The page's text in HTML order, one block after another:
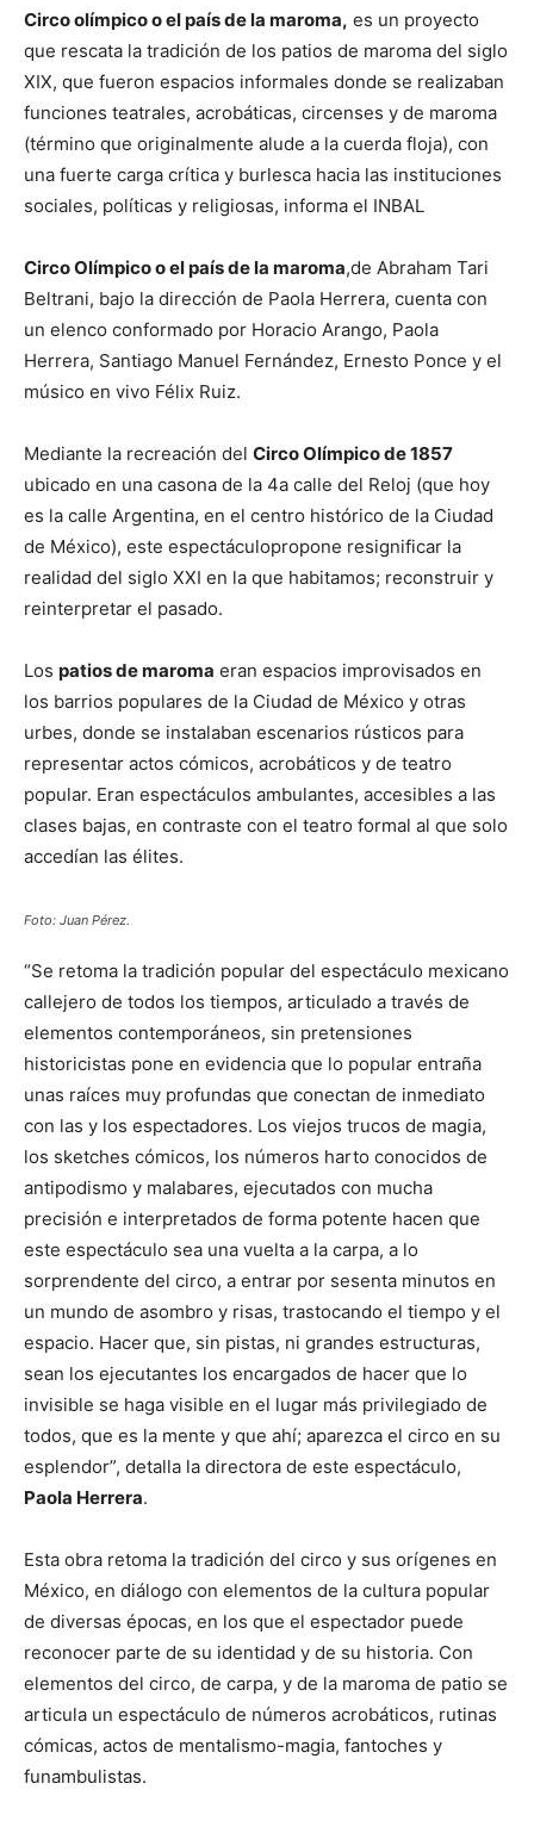
Circo olímpico o el país de la maroma, es un proyecto
que rescata la tradición de los patios de maroma del siglo
XIX, que fueron espacios informales donde se realizaban
funciones teatrales, acrobáticas, circenses y de maroma
(término que originalmente alude a la cuerda floja), con
una fuerte carga crítica y burlesca hacia las instituciones
sociales, políticas y religiosas, informa el INBAL
Circo Olímpico o el país de la maroma,de Abraham Tari
Beltrani, bajo la dirección de Paola Herrera, cuenta con
un elenco conformado por Horacio Arango, Paola
Herrera, Santiago Manuel Fernández, Ernesto Ponce y el
músico en vivo Félix Ruiz.
Mediante la recreación del Circo Olímpico de 1857
ubicado en una casona de la 4a calle del Reloj (que hoy
es la calle Argentina, en el centro histórico de la Ciudad
de México), este espectáculopropone resignificar la
realidad del siglo XXI en la que habitamos; reconstruir y
reinterpretar el pasado.
Los patios de maroma eran espacios improvisados en
los barrios populares de la Ciudad de México y otras
urbes, donde se instalaban escenarios rústicos para
representar actos cómicos, acrobáticos y de teatro
popular. Eran espectáculos ambulantes, accesibles a las
clases bajas, en contraste con el teatro formal al que solo
accedían las élites.
Foto: Juan Pérez.
“Se retoma la tradición popular del espectáculo mexicano
callejero de todos los tiempos, articulado a través de
elementos contemporáneos, sin pretensiones
historicistas pone en evidencia que lo popular entraña
unas raíces muy profundas que conectan de inmediato
con las y los espectadores. Los viejos trucos de magia,
los sketches cómicos, los números harto conocidos de
antipodismo y malabares, ejecutados con mucha
precisión e interpretados de forma potente hacen que
este espectáculo sea una vuelta a la carpa, a lo
sorprendente del circo, a entrar por sesenta minutos en
un mundo de asombro y risas, trastocando el tiempo y el
espacio. Hacer que, sin pistas, ni grandes estructuras,
sean los ejecutantes los encargados de hacer que lo
invisible se haga visible en el lugar más privilegiado de
todos, que es la mente y que ahí; aparezca el circo en su
esplendor”, detalla la directora de este espectáculo,
Paola Herrera.
Esta obra retoma la tradición del circo y sus orígenes en
México, en diálogo con elementos de la cultura popular
de diversas épocas, en los que el espectador puede
reconocer parte de su identidad y de su historia. Con
elementos del circo, de carpa, y de la maroma de patio se
articula un espectáculo de números acrobáticos, rutinas
cómicas, actos de mentalismo-magia, fantoches y
funambulistas.